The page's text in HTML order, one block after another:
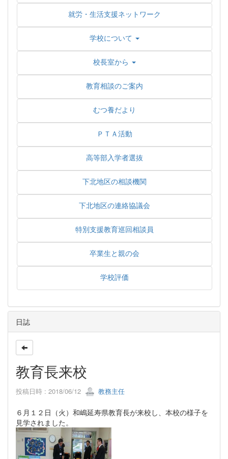
就労・生活支援ネットワーク
学校について
校長室から
教育相談のご案内
むつ養だより
ＰＴＡ活動
高等部入学者選抜
下北地区の相談機関
下北地区の連絡協議会
特別支援教育巡回相談員
卒業生と親の会
学校評価
日誌
教育長来校
投稿日時 : 2018/06/12 教務主任
６月１２日（火）和嶋延寿県教育長が来校し、本校の様子を
見学されました。